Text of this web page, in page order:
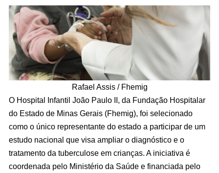
Rafael Assis / Fhemig
O Hospital Infantil João Paulo II, da Fundação Hospitalar
do Estado de Minas Gerais (Fhemig), foi selecionado
como o único representante do estado a participar de um
estudo nacional que visa ampliar o diagnóstico e o
tratamento da tuberculose em crianças. A iniciativa é
coordenada pelo Ministério da Saúde e financiada pelo